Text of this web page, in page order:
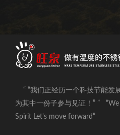
“ “我们正经历一个科技节能发
为其中一份子参与见证！” ”
Spirit Let's move forward”